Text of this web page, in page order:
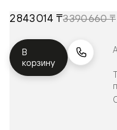
2 843 014 ₸3 390 660 ₸
В
корзину